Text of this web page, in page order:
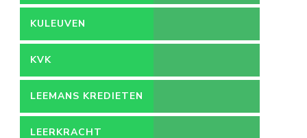
KULEUVEN
KVK
LEEMANS KREDIETEN
LEERKRACHT